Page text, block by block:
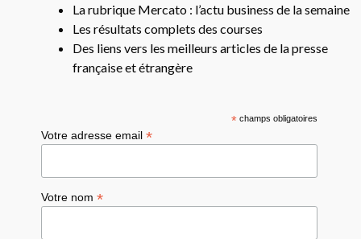
La rubrique Mercato : l’actu business de la semaine
Les résultats complets des courses
Des liens vers les meilleurs articles de la presse
française et étrangère
*champs obligatoires
Votre adresse email*
Votre nom*